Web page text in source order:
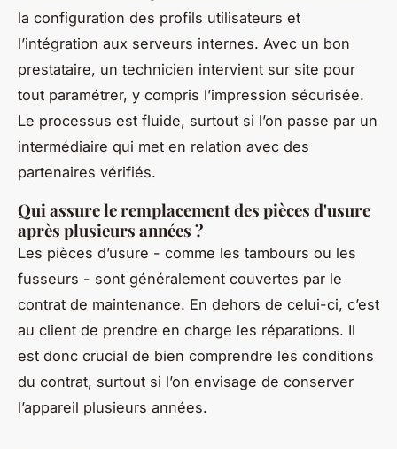
la configuration des profils utilisateurs et
l’intégration aux serveurs internes. Avec un bon
prestataire, un technicien intervient sur site pour
tout paramétrer, y compris l’impression sécurisée.
Le processus est fluide, surtout si l’on passe par un
intermédiaire qui met en relation avec des
partenaires vérifiés.
Qui assure le remplacement des pièces d'usure
après plusieurs années ?
Les pièces d’usure - comme les tambours ou les
fusseurs - sont généralement couvertes par le
contrat de maintenance. En dehors de celui-ci, c’est
au client de prendre en charge les réparations. Il
est donc crucial de bien comprendre les conditions
du contrat, surtout si l’on envisage de conserver
l’appareil plusieurs années.